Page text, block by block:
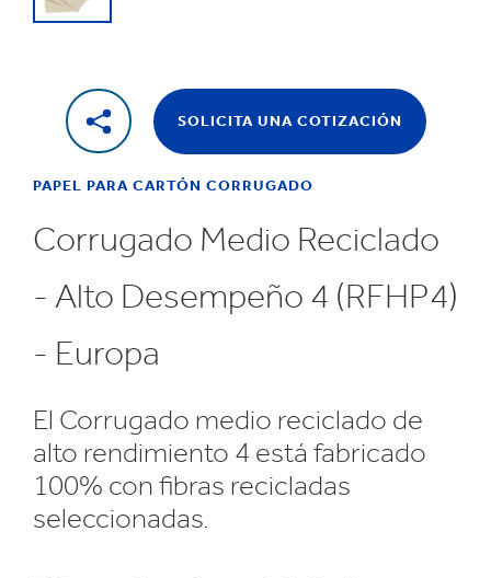
SOLICITA UNA COTIZACIÓN
PAPEL PARA CARTÓN CORRUGADO
Corrugado Medio Reciclado
- Alto Desempeño 4 (RFHP4)
- Europa
El Corrugado medio reciclado de
alto rendimiento 4 está fabricado
100% con fibras recicladas
seleccionadas.